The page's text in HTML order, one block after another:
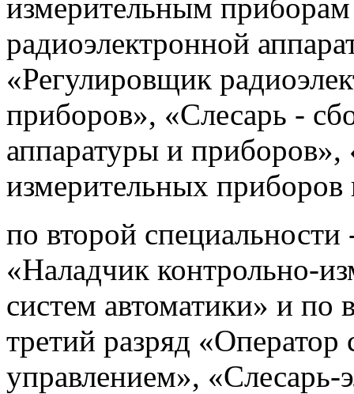
измерительным
радиоэлектронной
«Регулировщик
приборов», «Слесарь -
аппаратуры и
измерительных приборов
по второй
«Наладчик контрольно-
систем автоматики» и по
третий разряд
управлением», «Слесарь-